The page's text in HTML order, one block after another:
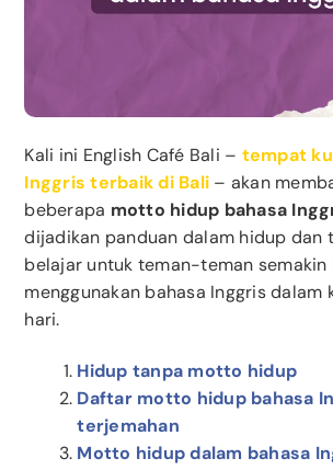
Kali ini English Café Bali – tempat
Inggris terbaik di Bali – akan
beberapa motto hidup bahasa
dijadikan panduan dalam hidup dan
belajar untuk teman-teman semakin
menggunakan bahasa Inggris dalam
hari.
Hidup tanpa motto hidup
Daftar motto hidup bahasa
terjemahan
Motto hidup dalam bahasa